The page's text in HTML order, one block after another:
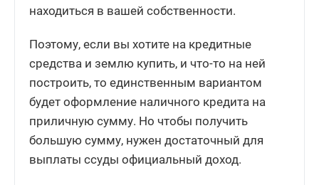
находиться в вашей собственности.
Поэтому, если вы хотите на кредитные
средства и землю купить, и что-то на ней
построить, то единственным вариантом
будет оформление наличного кредита на
приличную сумму. Но чтобы получить
большую сумму, нужен достаточный для
выплаты ссуды официальный доход.